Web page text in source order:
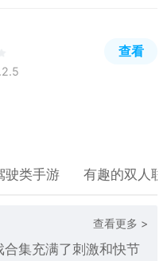
查看
驶类手游 有趣的双人
查看更多 >
集充满了刺激和快节